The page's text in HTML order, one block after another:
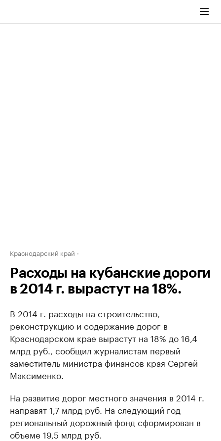
Краснодарский край
Расходы на кубанские дороги
в 2014 г. вырастут на 18%.
В 2014 г. расходы на строительство,
реконструкцию и содержание дорог в
Краснодарском крае вырастут на 18% до 16,4
млрд руб., сообщил журналистам первый
заместитель министра финансов края Сергей
Максименко.
На развитие дорог местного значения в 2014 г.
направят 1,7 млрд руб. На следующий год
региональный дорожный фонд сформирован в
объеме 19,5 млрд руб.